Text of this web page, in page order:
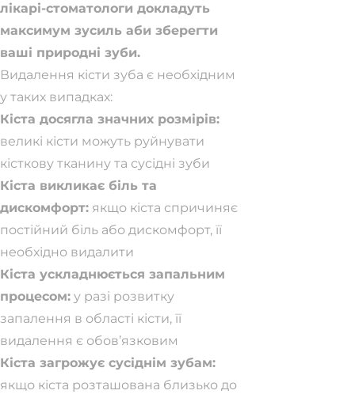
лікарі-стоматологи докладуть
максимум зусиль аби зберегти
ваші природні зуби.
Видалення кісти зуба є необхідним
у таких випадках:
Кіста досягла значних розмірів:
великі кісти можуть руйнувати
кісткову тканину та сусідні зуби
Кіста викликає біль та
дискомфорт: якщо кіста спричиняє
постійний біль або дискомфорт, її
необхідно видалити
Кіста ускладнюється запальним
процесом: у разі розвитку
запалення в області кісти, її
видалення є обов’язковим
Кіста загрожує сусіднім зубам:
якщо кіста розташована близько до